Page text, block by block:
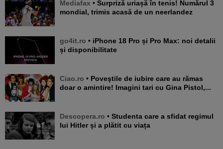
Mediafax • Surpriză uriașă în tenis! Numărul 3
mondial, trimis acasă de un neerlandez
go4it.ro • iPhone 18 Pro și Pro Max: noi detalii
și disponibilitate
Ciao.ro • Poveştile de iubire care au rămas
doar o amintire! Imagini tari cu Gina Pistol,...
Descopera.ro • Studenta care a sfidat regimul
lui Hitler și a plătit cu viața